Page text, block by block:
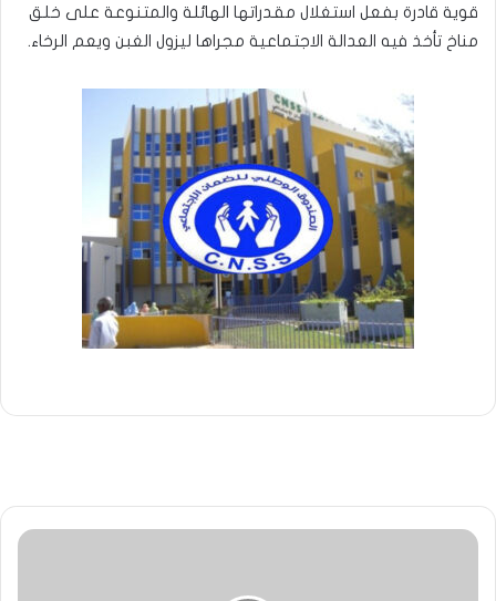
قوية قادرة بفعل استغلال مقدراتها الهائلة والمتنوعة على خلق
مناخ تأخذ فيه العدالة الاجتماعية مجراها ليزول الغبن ويعم الرخاء.